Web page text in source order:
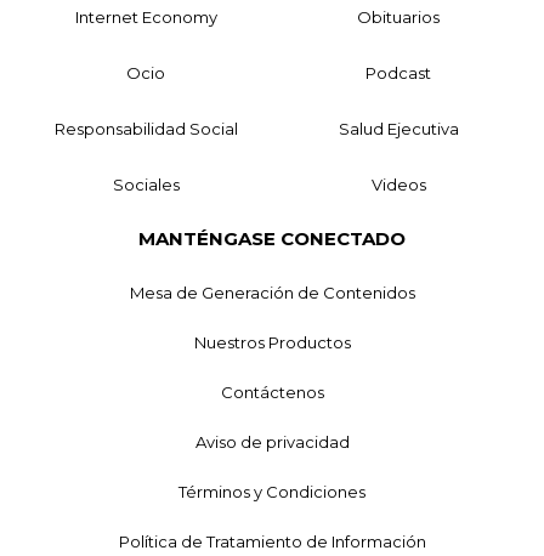
Internet Economy Obituarios
Ocio Podcast
Responsabilidad Social Salud Ejecutiva
Sociales Videos
MANTÉNGASE CONECTADO
Mesa de Generación de Contenidos
Nuestros Productos
Contáctenos
Aviso de privacidad
Términos y Condiciones
Política de Tratamiento de Información